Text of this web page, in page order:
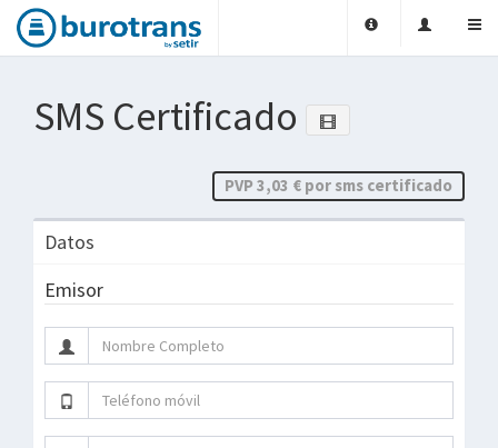
SMS Certificado
PVP 3,03 € por sms certificado
Datos
Emisor